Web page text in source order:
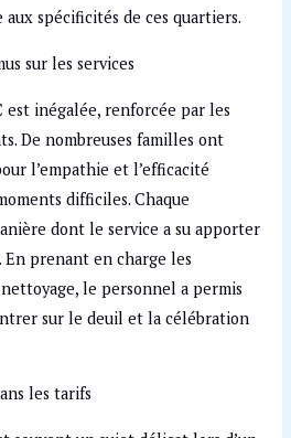
spécificités de ces quartiers.
sur les services
est inégalée, renforcée par les
De nombreuses familles ont
l’empathie et l’efficacité
difficiles. Chaque
dont le service a su apporter
prenant en charge les
le personnel a permis
sur le deuil et la célébration
les tarifs